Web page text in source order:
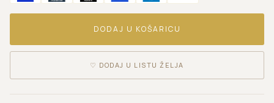
DODAJ U KOŠARICU
♡ DODAJ U LISTU ŽELJA